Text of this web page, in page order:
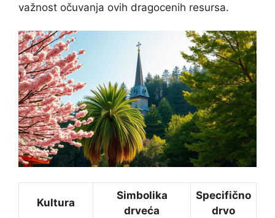
važnost očuvanja ovih dragocenih resursa.
Kultura
Simbolika
drveća
Specifično
drvo